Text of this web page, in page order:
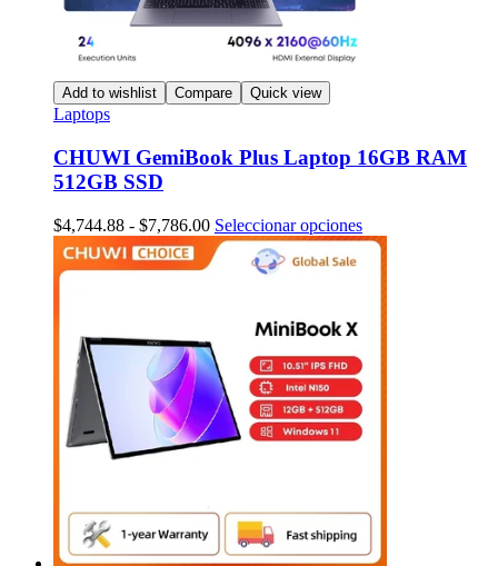
Add to wishlist Compare Quick view
Laptops
CHUWI GemiBook Plus Laptop 16GB RAM
512GB SSD
$4,744.88 - $7,786.00Rango
de
precios:
$7,786.00
Seleccionar opcionesEste
producto
se
pueden
elegir
en